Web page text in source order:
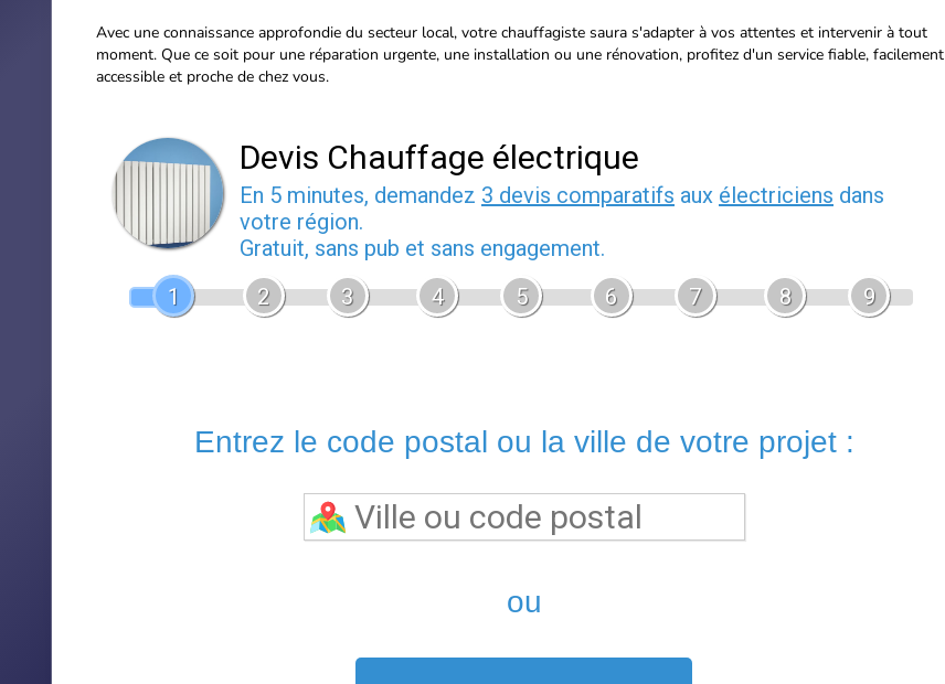
Avec une connaissance approfondie du secteur local, votre chauffagiste saura s'adapter à vos attentes et intervenir à tout
moment. Que ce soit pour une réparation urgente, une installation ou une rénovation, profitez d'un service fiable, facilement
accessible et proche de chez vous.
Devis Chauffage électrique
En 5 minutes, demandez 3 devis comparatifs aux électriciens dans
votre région.
Gratuit, sans pub et sans engagement.
1
2 3 4 5 6 7 8 9
Entrez le code postal ou la ville de votre projet :
ou